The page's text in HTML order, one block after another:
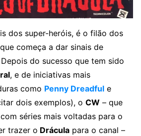
dos super-heróis, é o filão dos
começa a dar sinais de
do sucesso que tem sido
, e de iniciativas mais
como Penny Dreadful e
dois exemplos), o CW – que
séries mais voltadas para o
trazer o Drácula para o canal –